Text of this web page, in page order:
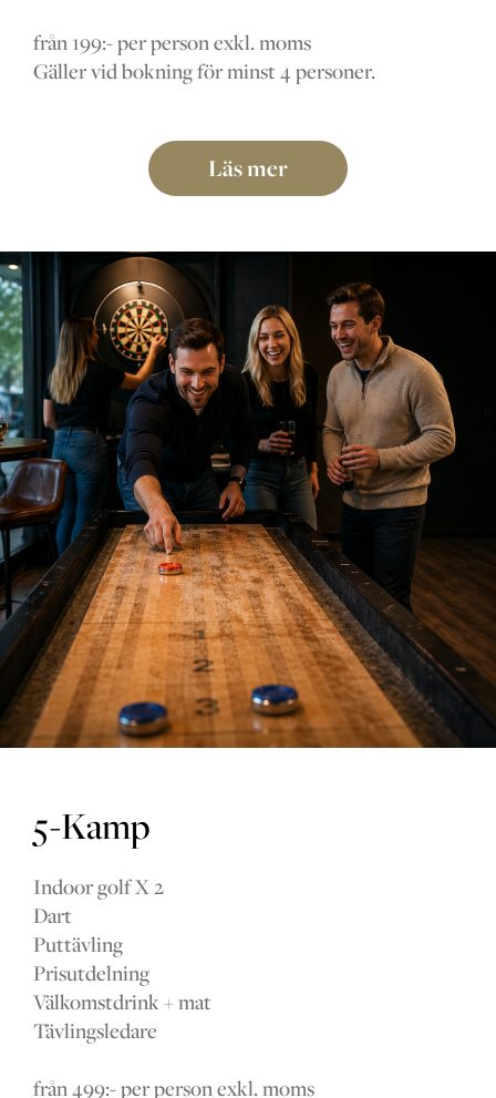
från 199:- per person exkl. moms
Gäller vid bokning för minst 4 personer.
Läs mer
5-Kamp
Indoor golf X 2
Dart
Puttävling
Prisutdelning
Välkomstdrink + mat
Tävlingsledare
från 499:- per person exkl. moms